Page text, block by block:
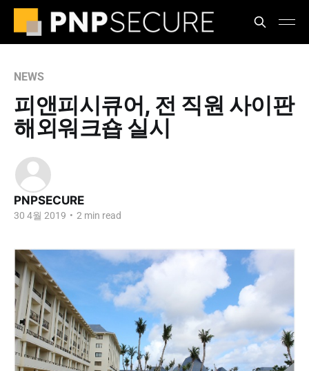
NEWS
피앤피시큐어, 전 직원 사이판
해외워크숍 실시
PNPSECURE
30 4월 2019 • 2 min read